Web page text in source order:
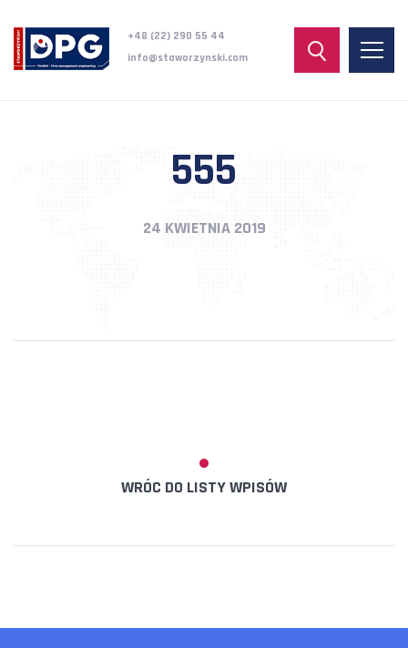
+48 (22) 290 55 44
info@staworzynski.com
555
24 KWIETNIA 2019
WRÓC DO LISTY WPISÓW